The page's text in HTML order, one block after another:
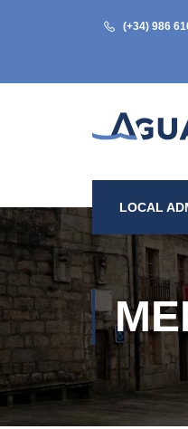
(+34) 986
LOCAL